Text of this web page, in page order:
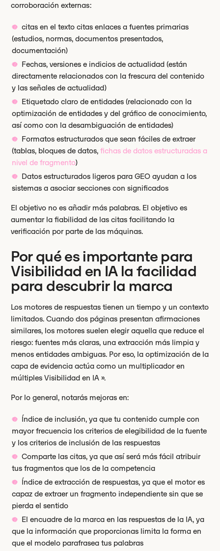
corroboración externas:
citas en el texto citas enlaces a fuentes primarias
(estudios, normas, documentos presentados,
documentación)
Fechas, versiones e indicios de actualidad (están
directamente relacionados con la frescura del contenido
y las señales de actualidad)
Etiquetado claro de entidades (relacionado con la
optimización de entidades y del gráfico de conocimiento,
así como con la desambiguación de entidades)
Formatos estructurados que sean fáciles de extraer
(tablas, bloques de datos,fichas de datos estructuradas a
nivel de fragmento)
Datos estructurados ligeros para GEO ayudan a los
sistemas a asociar secciones con significados
El objetivo no es añadir más palabras. El objetivo es
aumentar la fiabilidad de las citas facilitando la
verificación por parte de las máquinas.
Por qué es importante para
Visibilidad en IA la facilidad
para descubrir la marca
Los motores de respuestas tienen un tiempo y un contexto
limitados. Cuando dos páginas presentan afirmaciones
similares, los motores suelen elegir aquella que reduce el
riesgo: fuentes más claras, una extracción más limpia y
menos entidades ambiguas. Por eso, la optimización de la
capa de evidencia actúa como un multiplicador en
múltiples Visibilidad en IA ».
Por lo general, notarás mejoras en:
Índice de inclusión, ya que tu contenido cumple con
mayor frecuencia los criterios de elegibilidad de la fuente
y los criterios de inclusión de las respuestas
Comparte las citas, ya que así será más fácil atribuir
tus fragmentos que los de la competencia
Índice de extracción de respuestas, ya que el motor es
capaz de extraer un fragmento independiente sin que se
pierda el sentido
El encuadre de la marca en las respuestas de la IA, ya
que la información que proporcionas limita la forma en
que el modelo parafrasea tus palabras